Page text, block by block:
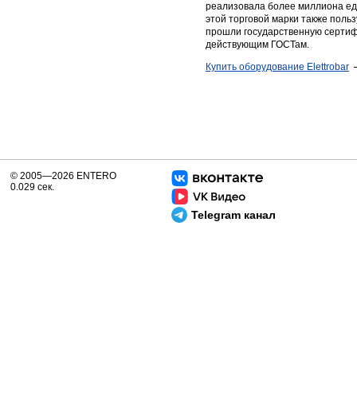
реализовала более миллиона
этой торговой марки также
прошли государственную
действующим ГОСТам.
Купить оборудование Elettrobar
Telegram канал
© 2005—2026 ENTERO
0.029 сек.